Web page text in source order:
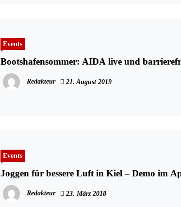
Events
Bootshafensommer: AIDA live und
Redakteur 21. August 2019
Events
Joggen für bessere Luft in Kiel – Demo im
Redakteur 23. März 2018